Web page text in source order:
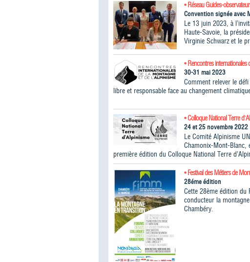
• Réseau Guides-
Convention signée avec
Le 13 juin 2023, à
Haute-Savoie, la
Virginie Schwarz et le
• Rencontres
30-31 mai 2023
Comment relever le
libre et responsable face au changement
• Colloque National Terre
24 et 25 novembre 2022
Le Comité Alpinisme
Chamonix-Mont-Blanc,
première édition du Colloque National Terre
• Festival des Métiers de
28éme édition
Cette 28ème édition du
conducteur la
Chambéry.